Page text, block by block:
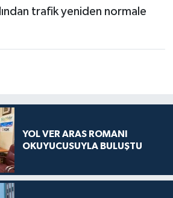
trafik yeniden normale
YOL VER ARAS ROMANI
OKUYUCUSUYLA BULUŞTU